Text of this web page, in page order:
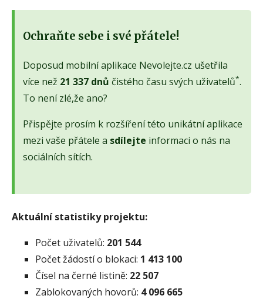
Ochraňte sebe i své přátele!
Doposud mobilní aplikace Nevolejte.cz ušetřila
více než 21 337 dnů čistého času svých uživatelů*.
To není zlé,že ano?
Přispějte prosím k rozšíření této unikátní aplikace
mezi vaše přátele a sdílejte informaci o nás na
sociálních sítích.
Aktuální statistiky projektu:
Počet uživatelů: 201 544
Počet žádostí o blokaci: 1 413 100
Čísel na černé listině: 22 507
Zablokovaných hovorů: 4 096 665